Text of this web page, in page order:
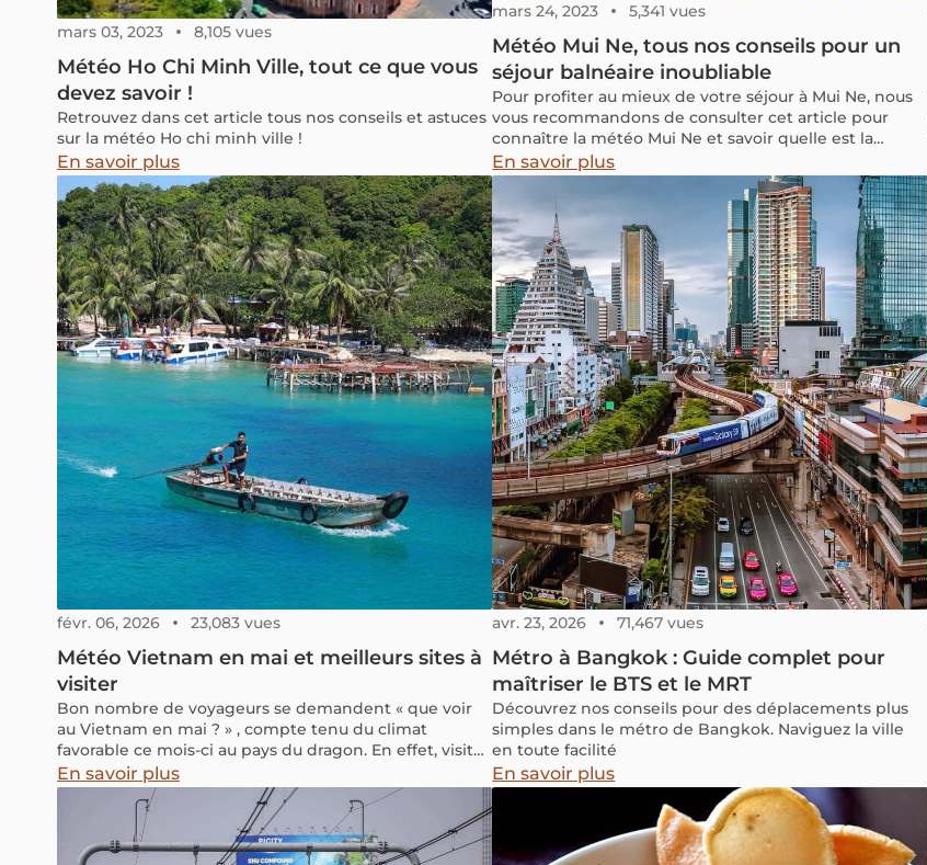
mars 03, 2023 8,105 vues
Météo Ho Chi Minh Ville, tout ce que vous
devez savoir !
Retrouvez dans cet article tous nos conseils et astuces
sur la météo Ho chi minh ville !
En savoir plus
mars 24, 2023 5,341 vues
Météo Mui Ne, tous nos conseils pour un
séjour balnéaire inoubliable
Pour profiter au mieux de votre séjour à Mui Ne, nous
vous recommandons de consulter cet article pour
connaître la météo Mui Ne et savoir quelle est la
meilleure période pour profiter au maximum de vos
vacances à Mui Ne !
En savoir plus
févr. 06, 2026 23,083 vues
Météo Vietnam en mai et meilleurs sites à
visiter
Bon nombre de voyageurs se demandent « que voir
au Vietnam en mai ? » , compte tenu du climat
favorable ce mois-ci au pays du dragon. En effet, visiter
le Vietnam tranquillement avant qu’arrive la canicule
estivale semble le moment idéal. Dans cet article,
nous vous livrons nos bons plans et nos coups de
cœur en ce qui concerne les plus beaux endroits à voir
au Vietnam en mai.
En savoir plus
avr. 23, 2026 71,467 vues
Métro à Bangkok : Guide complet pour
maîtriser le BTS et le MRT
Découvrez nos conseils pour des déplacements plus
simples dans le métro de Bangkok. Naviguez la ville
en toute facilité
En savoir plus